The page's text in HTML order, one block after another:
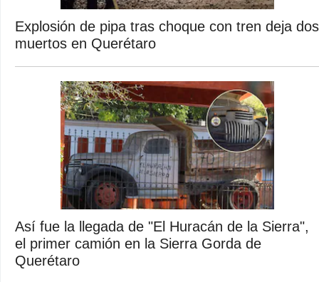
Explosión de pipa tras choque con tren deja dos
muertos en Querétaro
Así fue la llegada de "El Huracán de la Sierra",
el primer camión en la Sierra Gorda de
Querétaro